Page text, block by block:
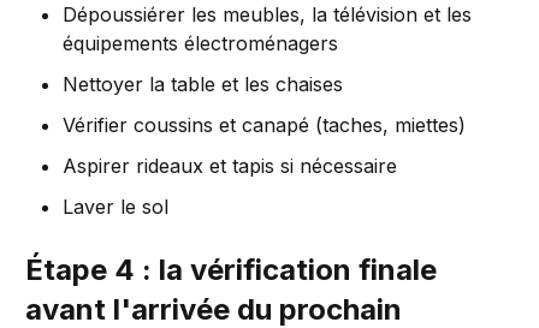
Dépoussiérer les meubles, la télévision et les
équipements électroménagers
Nettoyer la table et les chaises
Vérifier coussins et canapé (taches, miettes)
Aspirer rideaux et tapis si nécessaire
Laver le sol
Étape 4 : la vérification finale
avant l'arrivée du prochain